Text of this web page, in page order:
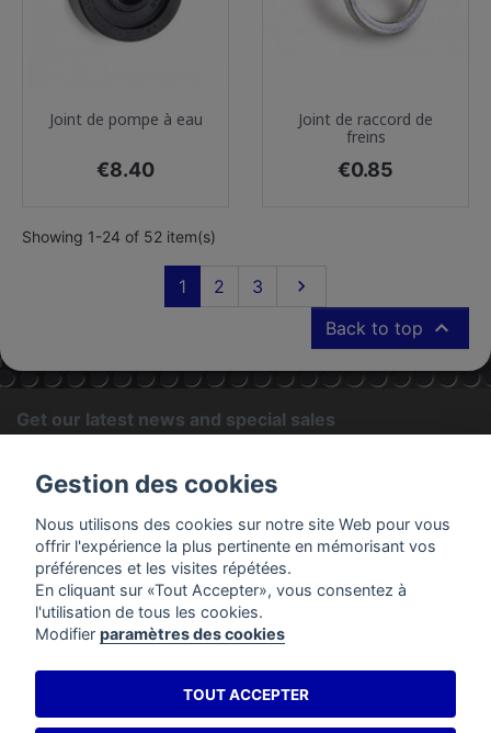
Joint de pompe à eau
Price
€8.40
Joint de raccord de
freins
Price
€0.85
Showing 1-24 of 52 item(s)
1 2 3 Next

Back to top 
Get our latest news and special sales
find our contact info in the legal notice.
PRODUCTS
Gestion des cookies
Nous utilisons des cookies sur notre site Web pour vous
offrir l'expérience la plus pertinente en mémorisant vos
préférences et les visites répétées.
En cliquant sur «Tout Accepter», vous consentez à
l'utilisation de tous les cookies.
Modifier paramètres des cookies
TOUT ACCEPTER